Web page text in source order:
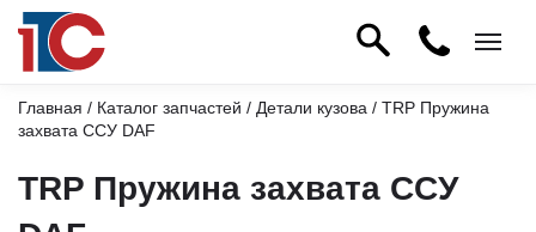
Главная / Каталог запчастей / Детали кузова / TRP Пружина
захвата ССУ DAF
TRP Пружина захвата ССУ